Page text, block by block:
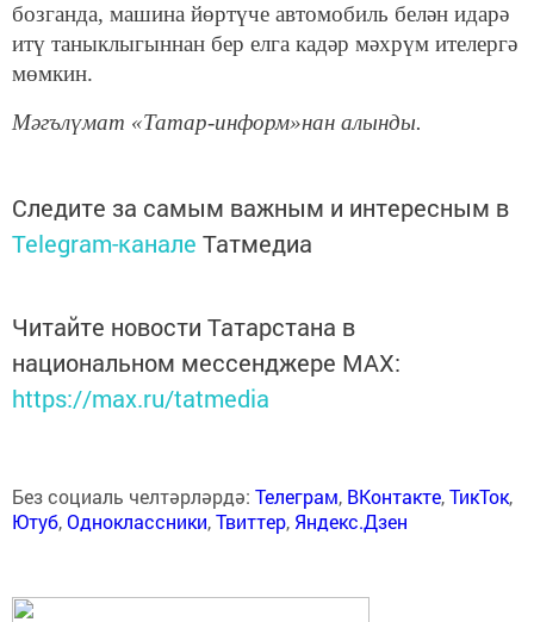
бозганда, машина йөртүче автомобиль белән идарә
итү таныклыгыннан бер елга кадәр мәхрүм ителергә
мөмкин.
Мәгълүмат «Татар-информ»нан алынды.
Следите за самым важным и интересным в
Telegram-канале Татмедиа
Читайте новости Татарстана в
национальном мессенджере MАХ:
https://max.ru/tatmedia
Без социаль челтәрләрдә: Телеграм, ВКонтакте,ТикТок,
Ютуб,Одноклассники,Твиттер, Яндекс.Дзен